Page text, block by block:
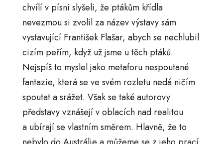
chvílí v písni slyšeli, že ptákům křídla
nevezmou si zvolil za název výstavy sám
vystavující František Flašar, abych se nechlubil
cizím peřím, když už jsme u těch ptáků.
Nejspíš to myslel jako metaforu nespoutané
fantazie, která se ve svém rozletu nedá ničím
spoutat a srážet. Však se také autorovy
představy vznášejí v oblacích nad realitou
a ubírají se vlastním směrem. Hlavně, že to